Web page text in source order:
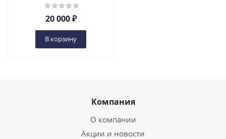
20 000₽
В корзину
Компания
О компании
Акции и новости